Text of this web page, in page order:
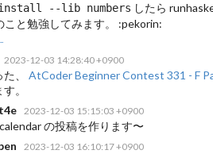
--lib numbers したら
と勉強してみます。 :pekorin:
2023-12-03 14:28:40 +0900
、 AtCoder Beginner Contest 331 - F
。
2023-12-03 15:15:03 +0900
の投稿を作ります〜
2023-12-03 16:10:17 +0900